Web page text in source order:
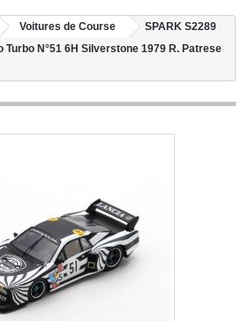
Voitures de Course
SPARK S2289
Turbo N°51 6H Silverstone 1979 R. Patrese